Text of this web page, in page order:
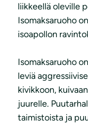
liikkeellä oleville
Isomaksaruoho
isoapollon
Isomaksaruoho
leviä
kivikkoon,
juurelle.
taimistoista ja